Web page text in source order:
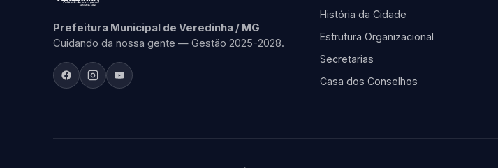
Prefeitura Municipal de Veredinha / MG
Cuidando da nossa gente — Gestão 2025-2028.
História da Cidade
Estrutura Organizacional
Secretarias
Casa dos Conselhos